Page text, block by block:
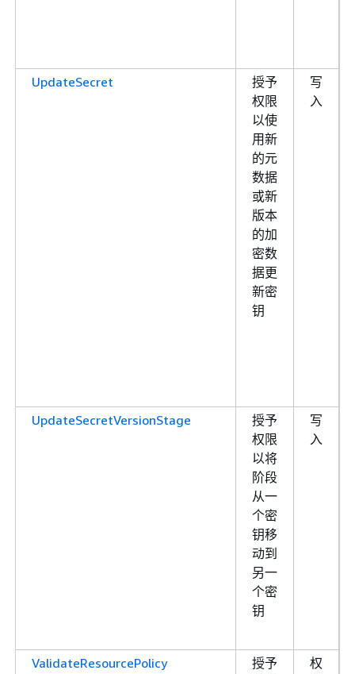
UpdateSecret
授予
权限
以使
用新
的元
数据
或新
版本
的加
密数
据更
新密
钥
写
入
UpdateSecretVersionStage
授予
权限
以将
阶段
从一
个密
钥移
动到
另一
个密
钥
写
入
ValidateResourcePolicy
授予
权